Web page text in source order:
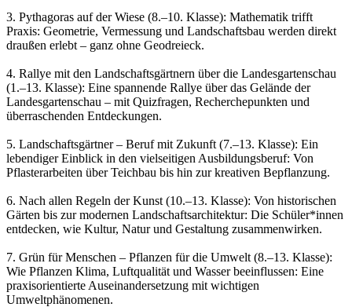
3. Pythagoras auf der Wiese (8.–10. Klasse): Mathematik trifft
Praxis: Geometrie, Vermessung und Landschaftsbau werden direkt
draußen erlebt – ganz ohne Geodreieck.
4. Rallye mit den Landschaftsgärtnern über die Landesgartenschau
(1.–13. Klasse): Eine spannende Rallye über das Gelände der
Landesgartenschau – mit Quizfragen, Recherchepunkten und
überraschenden Entdeckungen.
5. Landschaftsgärtner – Beruf mit Zukunft (7.–13. Klasse): Ein
lebendiger Einblick in den vielseitigen Ausbildungsberuf: Von
Pflasterarbeiten über Teichbau bis hin zur kreativen Bepflanzung.
6. Nach allen Regeln der Kunst (10.–13. Klasse): Von historischen
Gärten bis zur modernen Landschaftsarchitektur: Die Schüler*innen
entdecken, wie Kultur, Natur und Gestaltung zusammenwirken.
7. Grün für Menschen – Pflanzen für die Umwelt (8.–13. Klasse):
Wie Pflanzen Klima, Luftqualität und Wasser beeinflussen: Eine
praxisorientierte Auseinandersetzung mit wichtigen
Umweltphänomenen.